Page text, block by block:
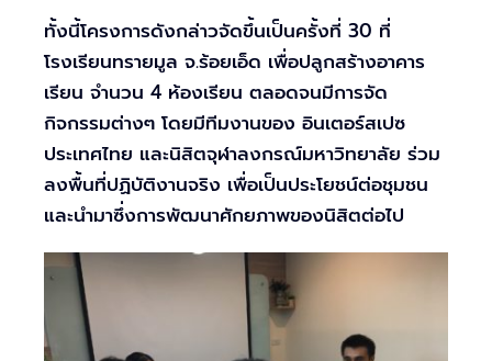
ทั้งนี้โครงการดังกล่าวจัดขึ้นเป็นครั้งที่ 30 ที่
โรงเรียนทรายมูล จ.ร้อยเอ็ด เพื่อปลูกสร้างอาคาร
เรียน จำนวน 4 ห้องเรียน ตลอดจนมีการจัด
กิจกรรมต่างๆ โดยมีทีมงานของ อินเตอร์สเปซ
ประเทศไทย และนิสิตจุฬาลงกรณ์มหาวิทยาลัย ร่วม
ลงพื้นที่ปฏิบัติงานจริง เพื่อเป็นประโยชน์ต่อชุมชน
และนำมาซึ่งการพัฒนาศักยภาพของนิสิตต่อไป